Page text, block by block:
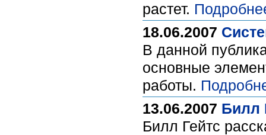
растет.
18.06.2007
В данной
основные
работы.
13.06.2007 Билл
Билл Гейтс